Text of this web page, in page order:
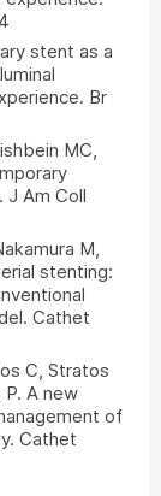
stent as a
Br
MC,
J Am Coll
M,
stenting:
Cathet
C, Stratos
A new
of
Cathet